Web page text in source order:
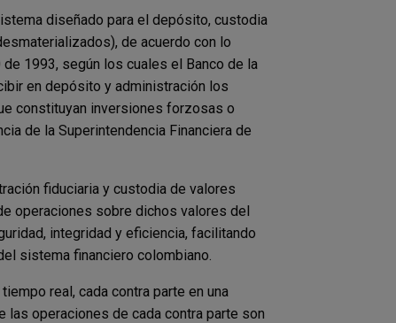
diseñado para el depósito, custodia
de acuerdo con lo
1993, según los cuales el Banco de la
en depósito y administración los
constituyan inversiones forzosas o
de la Superintendencia Financiera de
fiduciaria y custodia de valores
operaciones sobre dichos valores del
integridad y eficiencia, facilitando
sistema financiero colombiano.
real, cada contra parte en una
operaciones de cada contra parte son